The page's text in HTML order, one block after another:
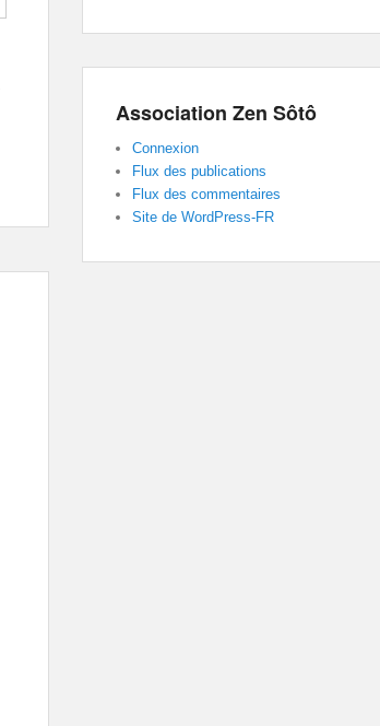
Association Zen Sôtô
Connexion
Flux des publications
Flux des commentaires
Site de WordPress-FR